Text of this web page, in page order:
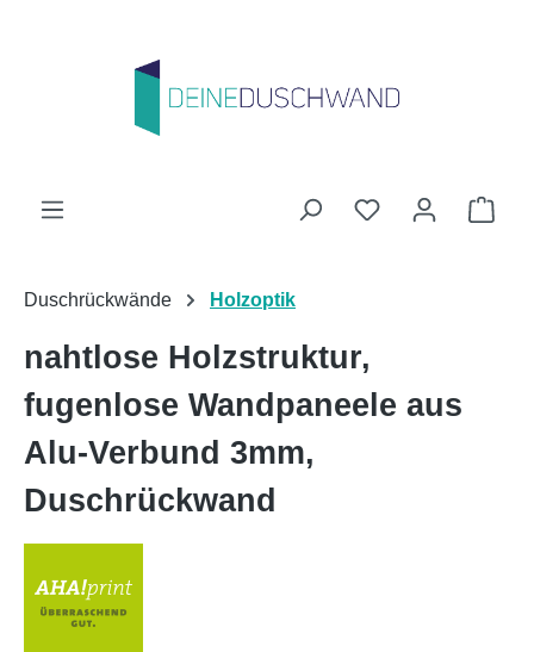
Du hast 0
Duschrückwände Holzoptik
nahtlose Holzstruktur,
fugenlose Wandpaneele aus
Alu-Verbund 3mm,
Duschrückwand